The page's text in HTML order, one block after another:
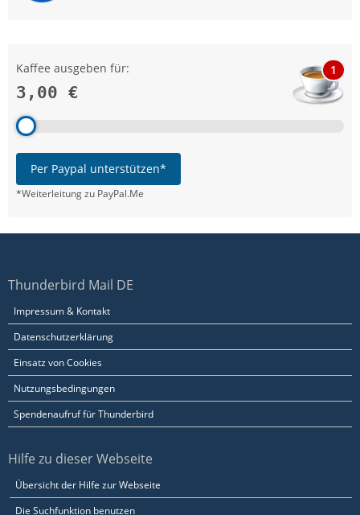
Kaffee ausgeben für:
3,00 €
1
Per Paypal unterstützen*
*Weiterleitung zu PayPal.Me
Thunderbird Mail DE
Impressum & Kontakt
Datenschutzerklärung
Einsatz von Cookies
Nutzungsbedingungen
Spendenaufruf für Thunderbird
Hilfe zu dieser Webseite
Übersicht der Hilfe zur Webseite
Die Suchfunktion benutzen